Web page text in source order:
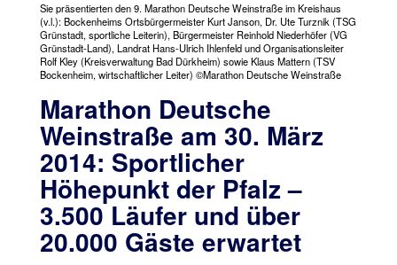
Sie präsentierten den 9. Marathon Deutsche Weinstraße im Kreishaus
(v.l.): Bockenheims Ortsbürgermeister Kurt Janson, Dr. Ute Turznik (TSG
Grünstadt, sportliche Leiterin), Bürgermeister Reinhold Niederhöfer (VG
Grünstadt-Land), Landrat Hans-Ulrich Ihlenfeld und Organisationsleiter
Rolf Kley (Kreisverwaltung Bad Dürkheim) sowie Klaus Mattern (TSV
Bockenheim, wirtschaftlicher Leiter) ©Marathon Deutsche Weinstraße
Marathon Deutsche
Weinstraße am 30. März
2014: Sportlicher
Höhepunkt der Pfalz –
3.500 Läufer und über
20.000 Gäste erwartet